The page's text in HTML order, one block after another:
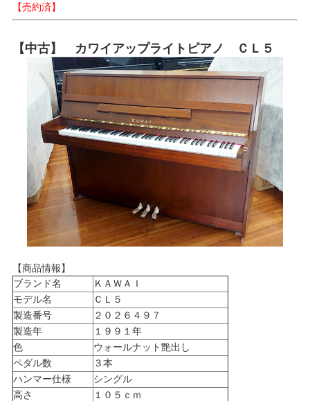
【売約済】
【中古】 カワイアップライトピアノ ＣＬ５
【商品情報】
ブランド名
ＫＡＷＡＩ
モデル名
ＣＬ５
製造番号
２０２６４９７
製造年
１９９１年
色
ウォールナット艶出し
ペダル数
３本
ハンマー仕様
シングル
高さ
１０５ｃｍ